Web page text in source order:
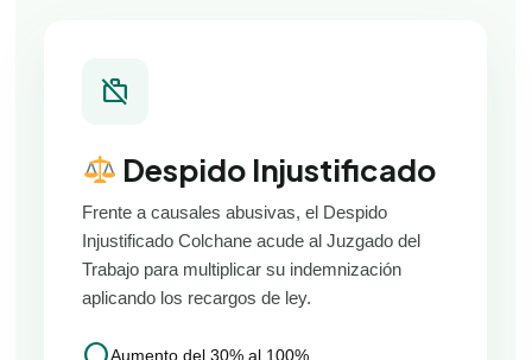
work_off
Despido Injustificado
Frente a causales abusivas, el Despido
Injustificado Colchane acude al Juzgado del
Trabajo para multiplicar su indemnización
aplicando los recargos de ley.
Aumento del 30% al 100%